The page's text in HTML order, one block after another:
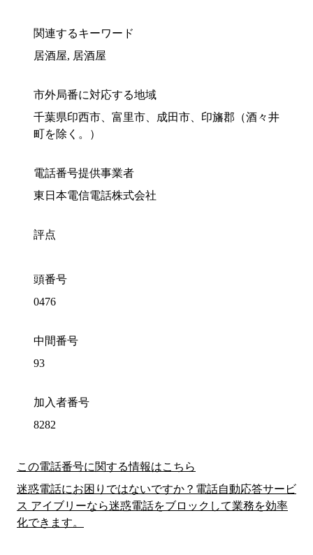
関連するキーワード
居酒屋, 居酒屋
市外局番に対応する地域
千葉県印西市、富里市、成田市、印旛郡（酒々井
町を除く。）
電話番号提供事業者
東日本電信電話株式会社
評点
頭番号
0476
中間番号
93
加入者番号
8282
この電話番号に関する情報はこちら
迷惑電話にお困りではないですか？電話自動応答サービ
ス アイブリーなら迷惑電話をブロックして業務を効率
化できます。